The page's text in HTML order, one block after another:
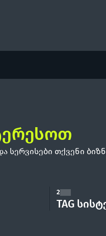
სერვისები თქვენი
2
TAG